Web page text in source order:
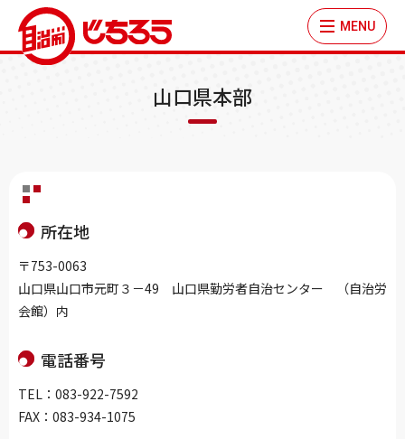
MENU
山口県本部
所在地
〒753-0063
山口県山口市元町３－49 山口県勤労者自治センター （自治労
会館）内
電話番号
TEL：083-922-7592
FAX：083-934-1075